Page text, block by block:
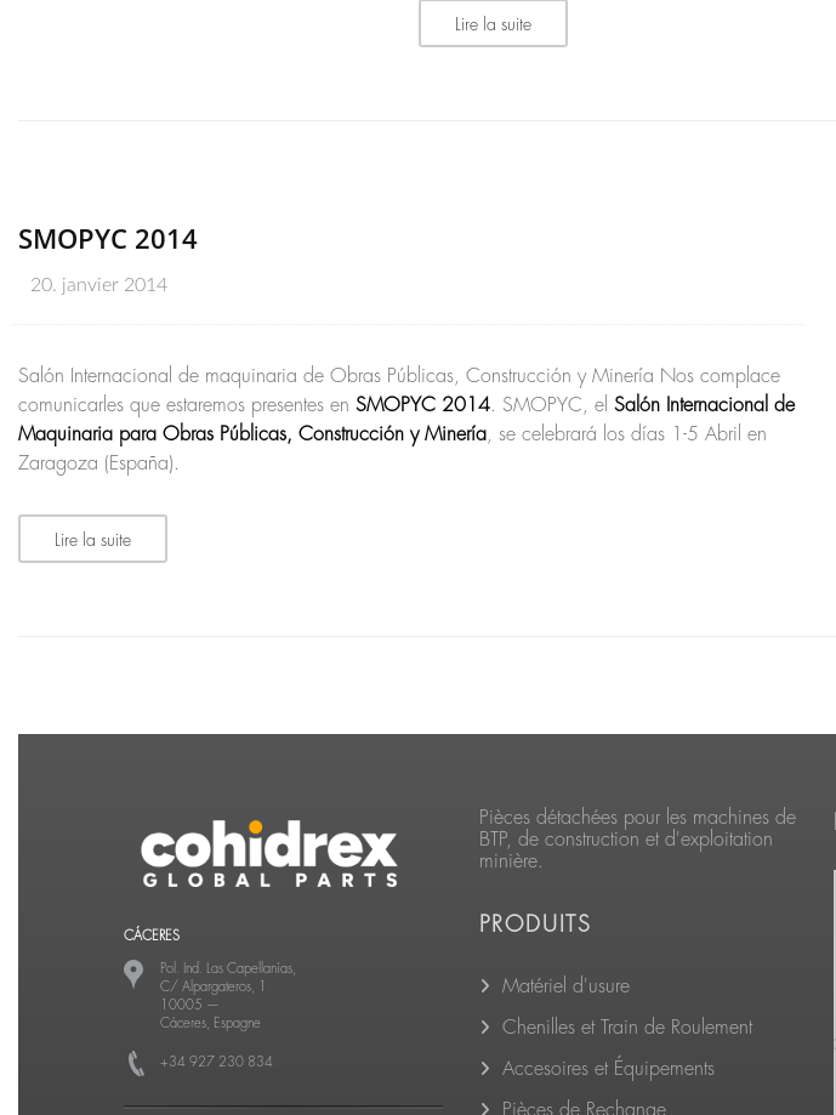
Lire la suite
SMOPYC 2014
20. janvier 2014
Salón Internacional de maquinaria de Obras Públicas, Construcción y Minería Nos complace
comunicarles que estaremos presentes en SMOPYC 2014. SMOPYC, el Salón Internacional de
Maquinaria para Obras Públicas, Construcción y Minería , se celebrará los días 1-5 Abril en
Zaragoza (España).
Lire la suite
CÁCERES
Pol. Ind. Las Capellanías,
C/ Alpargateros, 1
10005 —
Cáceres, Espagne
+34 927 230 834
Pièces détachées pour les machines de
BTP, de construction et d'exploitation
minière.
PRODUITS
Matériel d'usure
Chenilles et Train de Roulement
Accesoires et Équipements
Pièces de Rechange